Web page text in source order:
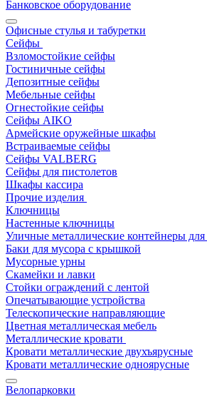
Банковское оборудование
Офисные стулья и табуретки
Сейфы
Взломостойкие сейфы
Гостиничные сейфы
Депозитные сейфы
Мебельные сейфы
Огнестойкие сейфы
Сейфы AIKO
Армейские оружейные шкафы
Встраиваемые сейфы
Сейфы VALBERG
Сейфы для пистолетов
Шкафы кассира
Прочие изделия
Ключницы
Настенные ключницы
Уличные металлические контейнеры для
Баки для мусора с крышкой
Мусорные урны
Скамейки и лавки
Стойки ограждений с лентой
Опечатывающие устройства
Телескопические направляющие
Цветная металлическая мебель
Металлические кровати
Кровати металлические двухъярусные
Кровати металлические одноярусные
Велопарковки